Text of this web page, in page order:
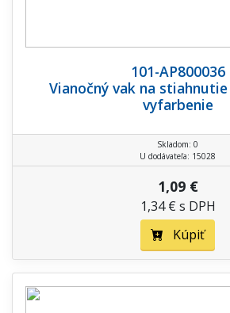
101-AP800036
Vianočný vak na
vyfarbenie
Skladom: 0
U dodávateľa: 15028
1,09 €
1,34 € s DPH
Kúpiť